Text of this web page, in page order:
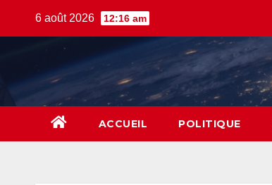
6 août 2026 12:16 am
ACCUEIL POLITIQUE